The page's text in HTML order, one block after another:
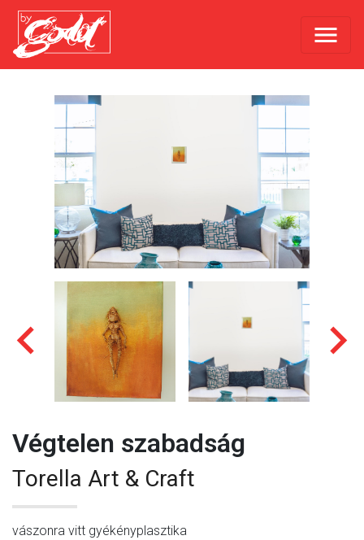
Végtelen szabadság
Torella Art & Craft
vászonra vitt gyékényplasztika